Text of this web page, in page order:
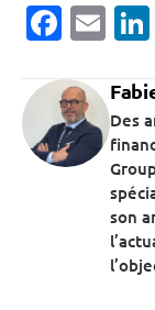
Des
son